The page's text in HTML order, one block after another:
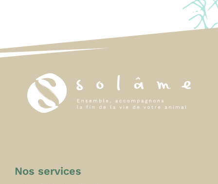
Nos services